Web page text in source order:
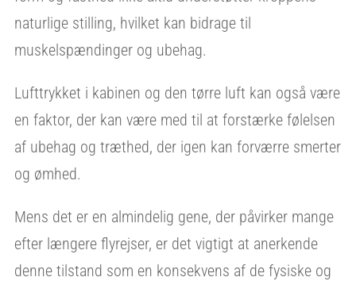
naturlige stilling, hvilket kan bidrage til
muskelspændinger og ubehag.
Lufttrykket i kabinen og den tørre luft kan også være
en faktor, der kan være med til at forstærke følelsen
af ubehag og træthed, der igen kan forværre smerter
og ømhed.
Mens det er en almindelig gene, der påvirker mange
efter længere flyrejser, er det vigtigt at anerkende
denne tilstand som en konsekvens af de fysiske og